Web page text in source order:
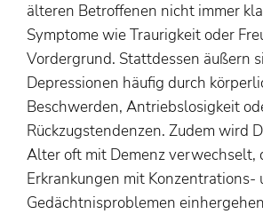
älteren Betroffenen nicht immer
Symptome wie Traurigkeit oder
Vordergrund. Stattdessen äußern
Depressionen häufig durch
Beschwerden, Antriebslosigkeit
Rückzugstendenzen. Zudem wird
Alter oft mit Demenz verwechselt,
Erkrankungen mit Konzentrations-
Gedächtnisproblemen